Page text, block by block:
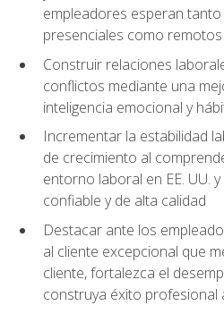
empleadores esperan
presenciales como remotos
Construir relaciones
conflictos mediante una
inteligencia emocional y
Incrementar la estabilidad
de crecimiento al
entorno laboral en EE. UU.
confiable y de alta calidad
Destacar ante los
al cliente excepcional que
cliente, fortalezca el
construya éxito profesional